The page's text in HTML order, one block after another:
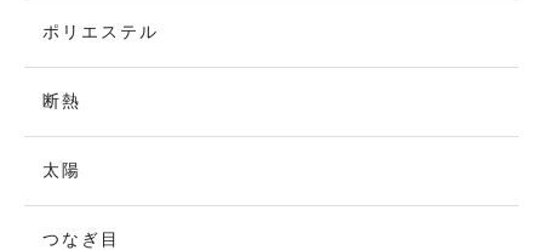
ポリエステル
断熱
太陽
つなぎ目